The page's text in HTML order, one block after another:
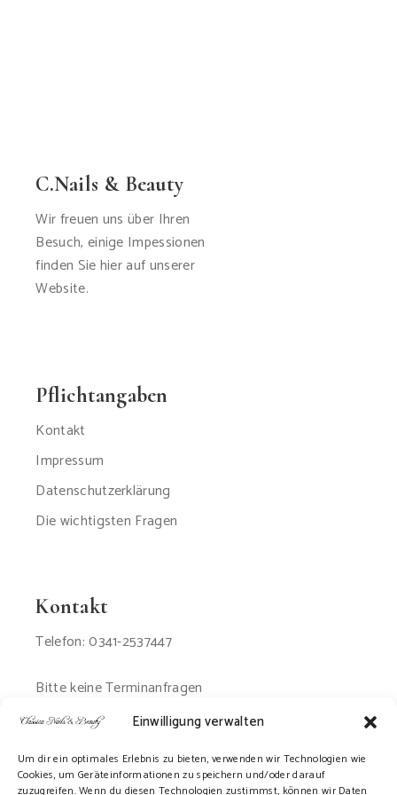
Einwilligung verwalten
Um dir ein optimales Erlebnis zu bieten, verwenden wir Technologien wie
Cookies, um Geräteinformationen zu speichern und/oder darauf
zuzugreifen. Wenn du diesen Technologien zustimmst, können wir Daten
C.Nails & Beauty
Wir freuen uns über Ihren
Besuch, einige Impessionen
finden Sie hier auf unserer
Website.
Pflichtangaben
Kontakt
Impressum
Datenschutzerklärung
Die wichtigsten Fragen
Kontakt
Telefon: 0341-2537447
Bitte keine Terminanfragen
per Email oder SMS